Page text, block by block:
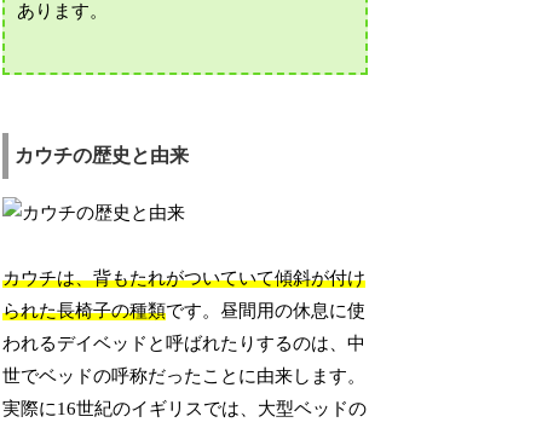
あります。
カウチの歴史と由来
カウチは、背もたれがついていて傾斜が付け
られた長椅子の種類です。昼間用の休息に使
われるデイベッドと呼ばれたりするのは、中
世でベッドの呼称だったことに由来します。
実際に16世紀のイギリスでは、大型ベッドの